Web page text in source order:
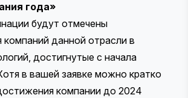
года»
будут отмечены
данной отрасли в
достигнутые с начала
в вашей заявке можно кратко
компании до 2024